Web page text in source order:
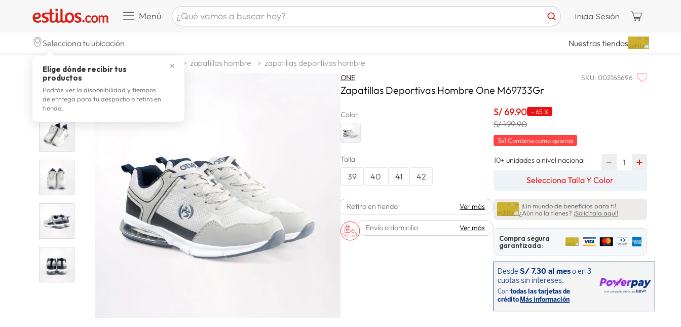
Menú ¿Qué vamos a buscar hoy?
celulares
7. laptop
8. terrex
9 spiderman
10. lavadora
Inicia Sesión
Selecciona tu ubicación
✕
Elige dónde recibir tus
productos
Podrás ver la disponibilidad y tiempos
de entrega para tu despacho o retiro en
tienda.
Nuestras tiendas
zapatillas zapatillas hombre zapatillas deportivas hombre
ONE SKU: 002165696
Zapatillas Deportivas Hombre One M69733Gr
Color
Talla
39 40 41 42
Retiro en tienda Ver más
Envío a domicilio Ver más
S/69.90 -65 %
S/ 199.90
3x1 Combina como quieras
10+ unidades a nivel nacional ＋
－
Selecciona Talla Y Color
¡Un mundo de beneficios para ti!
¿Aún no la tienes? ¡Solicítala aquí!
Compra segura
garantizada: